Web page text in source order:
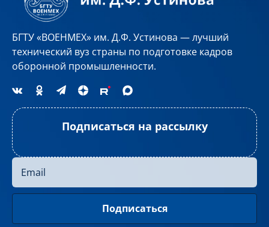
БГТУ «ВОЕНМЕХ» им. Д.Ф. Устинова — лучший
технический вуз страны по подготовке кадров
оборонной промышленности.
Подписаться на рассылку